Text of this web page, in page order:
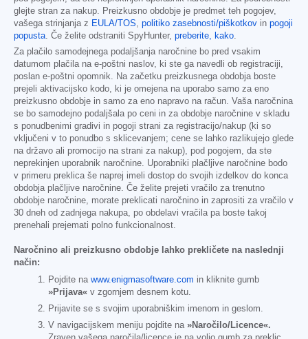
glejte stran za nakup. Preizkusno obdobje je predmet teh pogojev,
vašega strinjanja z EULA/TOS, politiko zasebnosti/piškotkov in pogoji
popusta. Če želite odstraniti SpyHunter, preberite, kako.
Za plačilo samodejnega podaljšanja naročnine bo pred vsakim
datumom plačila na e-poštni naslov, ki ste ga navedli ob registraciji,
poslan e-poštni opomnik. Na začetku preizkusnega obdobja boste
prejeli aktivacijsko kodo, ki je omejena na uporabo samo za eno
preizkusno obdobje in samo za eno napravo na račun. Vaša naročnina
se bo samodejno podaljšala po ceni in za obdobje naročnine v skladu
s ponudbenimi gradivi in pogoji strani za registracijo/nakup (ki so
vključeni v to ponudbo s sklicevanjem; cene se lahko razlikujejo glede
na državo ali promocijo na strani za nakup), pod pogojem, da ste
neprekinjen uporabnik naročnine. Uporabniki plačljive naročnine bodo
v primeru preklica še naprej imeli dostop do svojih izdelkov do konca
obdobja plačljive naročnine. Če želite prejeti vračilo za trenutno
obdobje naročnine, morate preklicati naročnino in zaprositi za vračilo v
30 dneh od zadnjega nakupa, po obdelavi vračila pa boste takoj
prenehali prejemati polno funkcionalnost.
Naročnino ali preizkusno obdobje lahko prekličete na naslednji
način:
Pojdite na www.enigmasoftware.com in kliknite gumb
»Prijava« v zgornjem desnem kotu.
Prijavite se s svojim uporabniškim imenom in geslom.
V navigacijskem meniju pojdite na »Naročilo/Licence«.